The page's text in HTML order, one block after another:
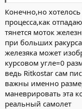
Конечно,но
процесса,как
тянется моток
при больших
железяка может
курсовом угле=0
ведь Ritkostar сам
важны именно
маневрировать эта
реальный самолет